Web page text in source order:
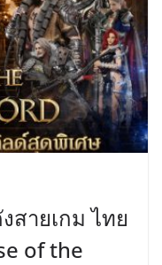
สายเกม ไทย
of the